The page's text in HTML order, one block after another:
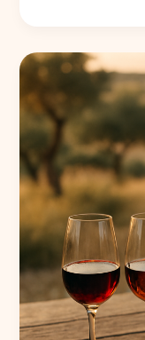
und
Erlebnisse
Alentejo